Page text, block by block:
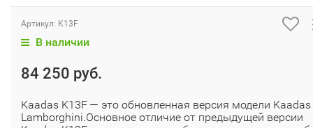
Артикул: K13F
В наличии
84 250 руб.
Kaadas K13F — это обновленная версия модели
Lamborghini.Основное отличие от предыдущей версии